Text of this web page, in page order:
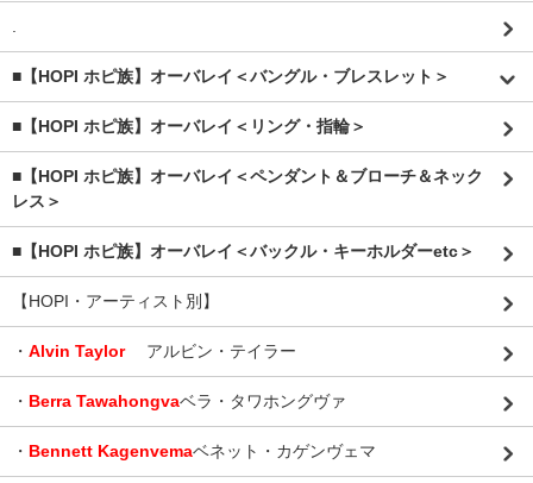
■【HOPI ホピ族】オーバレイ＜バングル・ブレスレット＞
■【HOPI ホピ族】オーバレイ＜リング・指輪＞
■【HOPI ホピ族】オーバレイ＜ペンダント＆ブローチ＆ネック
レス＞
■【HOPI ホピ族】オーバレイ＜バックル・キーホルダーetc＞
【HOPI・アーティスト別】
・ Alvin Taylor アルビン・テイラー
・ Berra Tawahongvaベラ・タワホングヴァ
・ Bennett Kagenvemaベネット・カゲンヴェマ